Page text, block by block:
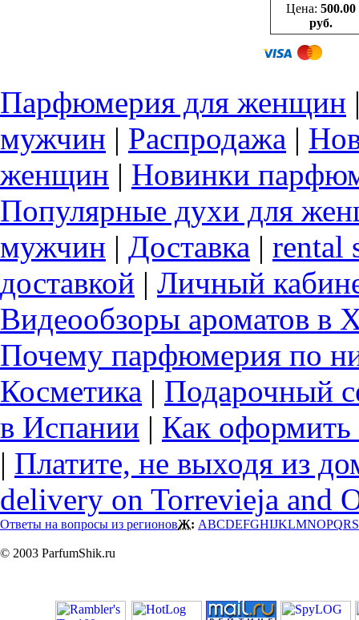
Цена: 500.00
руб.
Парфюмерия для женщин
мужчин | Распродажа |
женщин | Новинки
Популярные духи для
мужчин | Доставка | rental
доставкой | Личный
Видеообзоры ароматов в
Почему парфюмерия по
Косметика | Подарочный
в Испании | Как оформить
| Платите, не выходя из
delivery on Torrevieja and
Ответы на вопросы из регионовЖ: ABCDEFGHIJKLMNOPQRS
© 2003 ParfumShik.ru